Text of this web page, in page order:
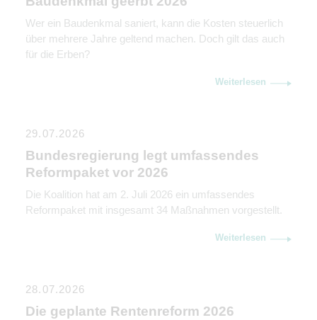
Wer ein Baudenkmal saniert, kann die Kosten steuerlich
über mehrere Jahre geltend machen. Doch gilt das auch
für die Erben?
Weiterlesen
29.07.2026
Bundesregierung legt umfassendes
Reformpaket vor 2026
Die Koalition hat am 2. Juli 2026 ein umfassendes
Reformpaket mit insgesamt 34 Maßnahmen vorgestellt.
Weiterlesen
28.07.2026
Die geplante Rentenreform 2026